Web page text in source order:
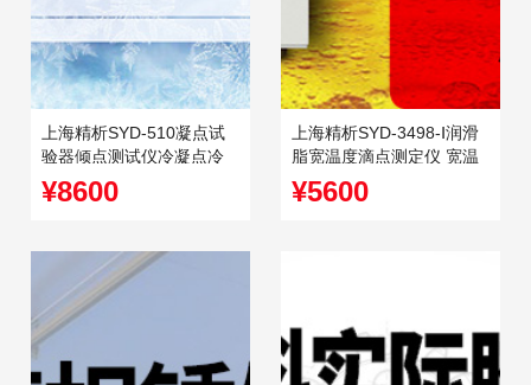
上海精析SYD-510凝点试
验器倾点测试仪冷凝点冷
滤点倾点测定仪
¥8600
上海精析SYD-3498-Ⅰ润滑
脂宽温度滴点测定仪 宽温
度范围测试仪
¥5600